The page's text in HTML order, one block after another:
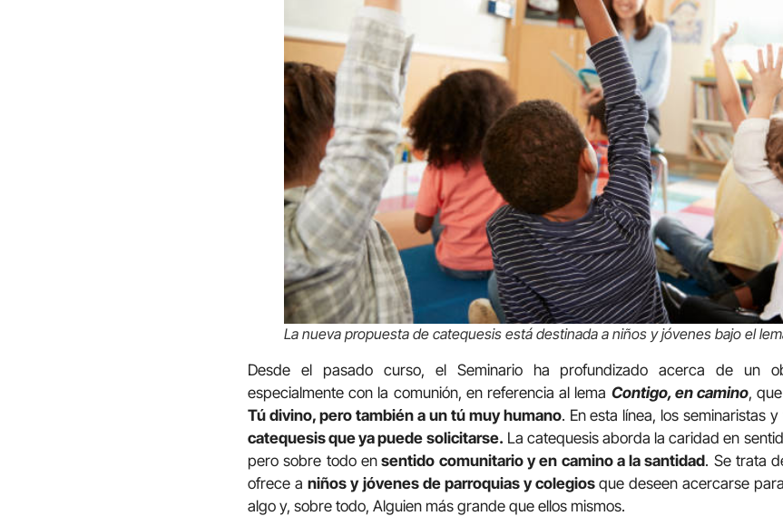
La nueva propuesta de catequesis está destinada a niños y jóvenes bajo el
Desde el pasado curso, el Seminario ha profundizado acerca de un
especialmente con la comunión, en referencia al lema Contigo, en camino,
Tú divino, pero también a un tú muy humano. En esta línea, los seminaristas
catequesis que ya puede solicitarse. La catequesis aborda la caridad en
pero sobre todo ensentido comunitario y en camino a la santidad. Se trata
ofrece a niños y jóvenes de parroquias y colegiosque deseen acercarse
algo y, sobre todo, Alguien más grande que ellos mismos.